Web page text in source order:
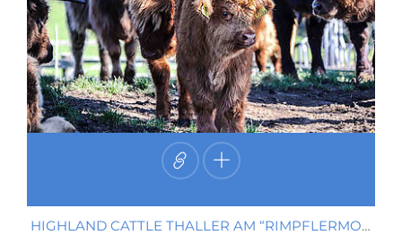
HIGHLAND CATTLE THALLER AM “RIMPFLERMOUNTAIN”